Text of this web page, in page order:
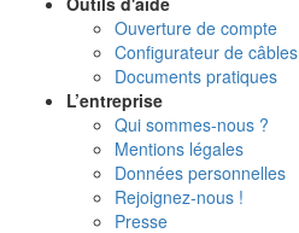
Ouverture de compte
Configurateur de câbles
Documents pratiques
L’entreprise
Qui sommes-nous ?
Mentions légales
Données personnelles
Rejoignez-nous !
Presse